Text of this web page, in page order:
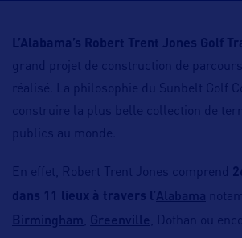
L’Alabama’s Robert Trent Jones Golf
grand projet de construction de
réalisé. La philosophie du Sunbelt Golf
construire la plus belle collection de
publics au monde.
En effet, Robert Trent Jones comprend
dans 11 lieux à travers l’ Alabama
Birmingham Greenville , Dothan ou